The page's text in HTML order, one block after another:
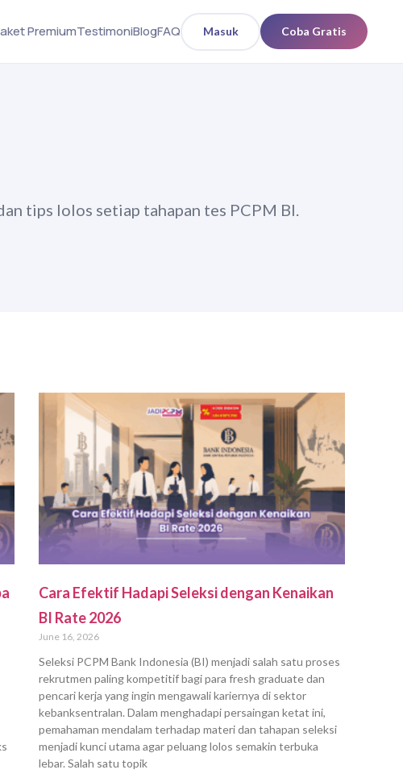
PremiumTestimoniBlogFAQ Masuk Coba Gratis
tips lolos setiap tahapan tes PCPM BI.
Cara Efektif Hadapi Seleksi dengan Kenaikan
BI Rate 2026
June 16, 2026
Seleksi PCPM Bank Indonesia (BI) menjadi salah satu proses
rekrutmen paling kompetitif bagi para fresh graduate dan
pencari kerja yang ingin mengawali kariernya di sektor
kebanksentralan. Dalam menghadapi persaingan ketat ini,
pemahaman mendalam terhadap materi dan tahapan seleksi
menjadi kunci utama agar peluang lolos semakin terbuka
lebar. Salah satu topik